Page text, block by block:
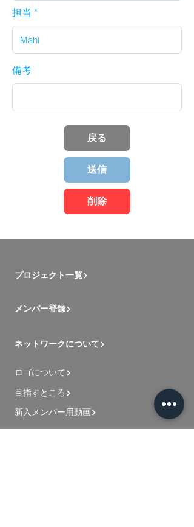
担当
備考
戻る
送信
削除
プロジェクト一覧
メンバー登録
ネットワークについて
ロゴについて
目指すところ
新入メンバー用動画